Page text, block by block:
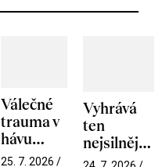
Válečné
trauma v
hávu
spektáklu
25. 7. 2026 /
Vyhrává
ten
nejsilnější
/ V nitru